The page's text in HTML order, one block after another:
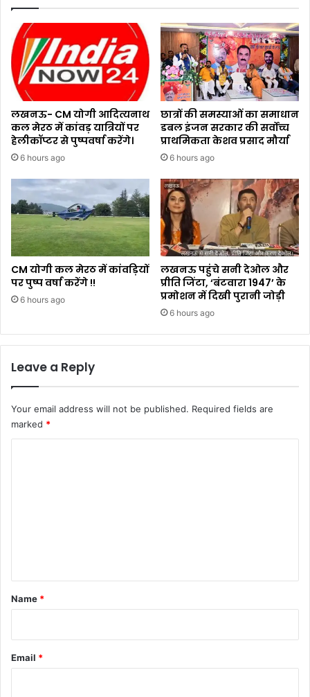
लखनऊ- CM योगी आदित्यनाथ
कल मेरठ में कांवड़ यात्रियों पर
हेलीकॉप्टर से पुष्पवर्षा करेंगे।
6 hours ago
छात्रों की समस्याओं का समाधान
डबल इंजन सरकार की सर्वोच्च
प्राथमिकता केशव प्रसाद मौर्या
6 hours ago
CM योगी कल मेरठ में कांवड़ियों
पर पुष्प वर्षा करेंगे !!
6 hours ago
लखनऊ पहुंचे सनी देओल और
प्रीति जिंटा, ‘बंटवारा 1947’ के
प्रमोशन में दिखी पुरानी जोड़ी
6 hours ago
Leave a Reply
Your email address will not be published. Required fields are
marked *
*
Name *
Email *